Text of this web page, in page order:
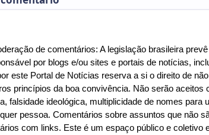
de comentários: A legislação brasileira
por blogs e/ou sites e portais de notícias,
este Portal de Notícias reserva a si o direito de
princípios da boa convivência. Não serão
falsidade ideológica, multiplicidade de nomes
pessoa. Comentários sobre assuntos que não
com links. Este é um espaço público e coletivo